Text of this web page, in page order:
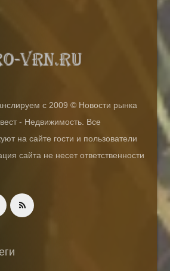
с 2009 © Новости рынка
- Недвижимость. Все
на сайте гости и пользователи
сайта не несет ответственности